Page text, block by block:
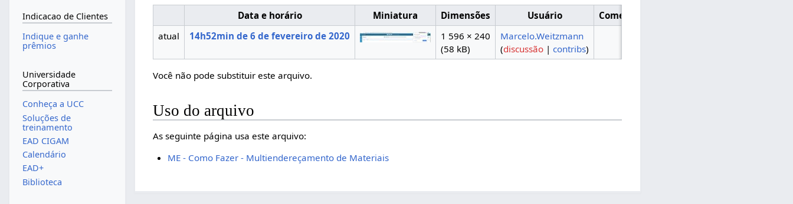
Data e horário Miniatura Dimensões Usuário
Comentário
atual
14h52min de 6 de fevereiro de 2020
1 596 × 240
(58 kB)
Marcelo.Weitzmann
(discussão| contribs)
Você não pode substituir este arquivo.
Uso do arquivo
As seguinte página usa este arquivo:
ME - Como Fazer - Multiendereçamento de Materiais
Indicacao de Clientes
Indique e ganhe
prêmios
Universidade
Corporativa
Conheça a UCC
Soluções de
treinamento
EAD CIGAM
Calendário
EAD+
Biblioteca